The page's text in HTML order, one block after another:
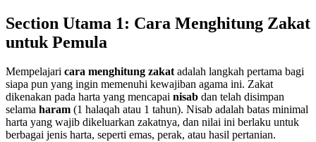
Section Utama 1: Cara Menghitung Zakat
untuk Pemula
Mempelajari cara menghitung zakatadalah langkah pertama bagi
siapa pun yang ingin memenuhi kewajiban agama ini. Zakat
dikenakan pada harta yang mencapai nisab dan telah disimpan
selama haram (1 halaqah atau 1 tahun). Nisab adalah batas minimal
harta yang wajib dikeluarkan zakatnya, dan nilai ini berlaku untuk
berbagai jenis harta, seperti emas, perak, atau hasil pertanian.